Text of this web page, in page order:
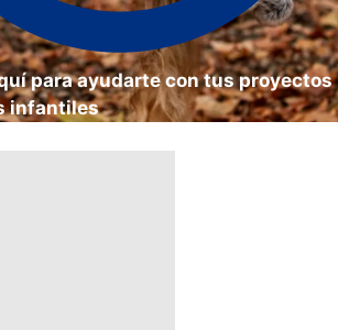
para ayudarte con tus proyectos
infantiles